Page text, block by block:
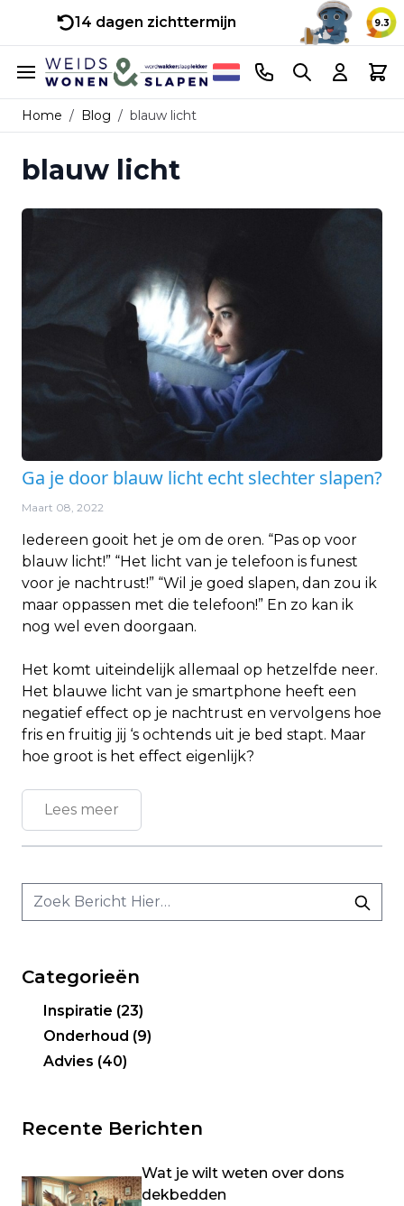
14 dagen zichttermijn 9.3
Ga naar de inhoud
Telefoonnummer
Search Cart
Home / Blog / blauw licht
blauw licht
Ga je door blauw licht echt slechter slapen?
Maart 08, 2022
Iedereen gooit het je om de oren. “Pas op voor
blauw licht!” “Het licht van je telefoon is funest
voor je nachtrust!” “Wil je goed slapen, dan zou ik
maar oppassen met die telefoon!” En zo kan ik
nog wel even doorgaan.
Het komt uiteindelijk allemaal op hetzelfde neer.
Het blauwe licht van je smartphone heeft een
negatief effect op je nachtrust en vervolgens hoe
fris en fruitig jij ‘s ochtends uit je bed stapt. Maar
hoe groot is het effect eigenlijk?
Lees meer
Categorieën
Inspiratie (23)
Onderhoud (9)
Advies (40)
Recente Berichten
Wat je wilt weten over dons
dekbedden